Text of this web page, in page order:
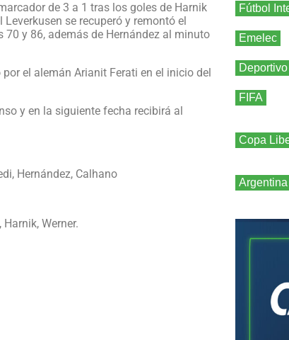
de 3 a 1 tras los goles de Harnik
se recuperó y remontó el
y 86, además de Hernández al minuto
el alemán Arianit Ferati en el inicio del
y en la siguiente fecha recibirá al
Hernández, Calhano
Werner.
Fútbol
Emelec
FIFA
Copa
Argentina